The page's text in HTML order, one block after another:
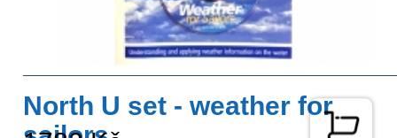
North U set - weather for